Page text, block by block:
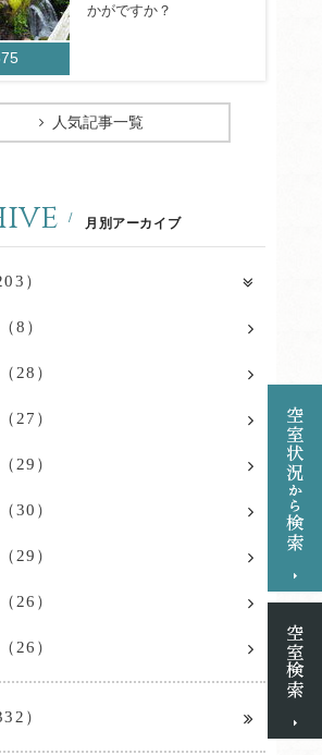
かがですか？
人気記事一覧
月別アーカイブ
）
8）
28）
27）
29）
30）
29）
26）
26）
）